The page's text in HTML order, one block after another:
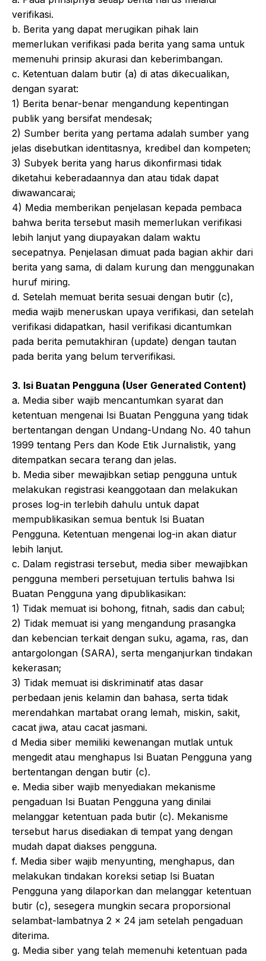
verifikasi.
b. Berita yang dapat merugikan pihak lain
memerlukan verifikasi pada berita yang sama untuk
memenuhi prinsip akurasi dan keberimbangan.
c. Ketentuan dalam butir (a) di atas dikecualikan,
dengan syarat:
1) Berita benar-benar mengandung kepentingan
publik yang bersifat mendesak;
2) Sumber berita yang pertama adalah sumber yang
jelas disebutkan identitasnya, kredibel dan kompeten;
3) Subyek berita yang harus dikonfirmasi tidak
diketahui keberadaannya dan atau tidak dapat
diwawancarai;
4) Media memberikan penjelasan kepada pembaca
bahwa berita tersebut masih memerlukan verifikasi
lebih lanjut yang diupayakan dalam waktu
secepatnya. Penjelasan dimuat pada bagian akhir dari
berita yang sama, di dalam kurung dan menggunakan
huruf miring.
d. Setelah memuat berita sesuai dengan butir (c),
media wajib meneruskan upaya verifikasi, dan setelah
verifikasi didapatkan, hasil verifikasi dicantumkan
pada berita pemutakhiran (update) dengan tautan
pada berita yang belum terverifikasi.
3. Isi Buatan Pengguna (User Generated Content)
a. Media siber wajib mencantumkan syarat dan
ketentuan mengenai Isi Buatan Pengguna yang tidak
bertentangan dengan Undang-Undang No. 40 tahun
1999 tentang Pers dan Kode Etik Jurnalistik, yang
ditempatkan secara terang dan jelas.
b. Media siber mewajibkan setiap pengguna untuk
melakukan registrasi keanggotaan dan melakukan
proses log-in terlebih dahulu untuk dapat
mempublikasikan semua bentuk Isi Buatan
Pengguna. Ketentuan mengenai log-in akan diatur
lebih lanjut.
c. Dalam registrasi tersebut, media siber mewajibkan
pengguna memberi persetujuan tertulis bahwa Isi
Buatan Pengguna yang dipublikasikan:
1) Tidak memuat isi bohong, fitnah, sadis dan cabul;
2) Tidak memuat isi yang mengandung prasangka
dan kebencian terkait dengan suku, agama, ras, dan
antargolongan (SARA), serta menganjurkan tindakan
kekerasan;
3) Tidak memuat isi diskriminatif atas dasar
perbedaan jenis kelamin dan bahasa, serta tidak
merendahkan martabat orang lemah, miskin, sakit,
cacat jiwa, atau cacat jasmani.
d Media siber memiliki kewenangan mutlak untuk
mengedit atau menghapus Isi Buatan Pengguna yang
bertentangan dengan butir (c).
e. Media siber wajib menyediakan mekanisme
pengaduan Isi Buatan Pengguna yang dinilai
melanggar ketentuan pada butir (c). Mekanisme
tersebut harus disediakan di tempat yang dengan
mudah dapat diakses pengguna.
f. Media siber wajib menyunting, menghapus, dan
melakukan tindakan koreksi setiap Isi Buatan
Pengguna yang dilaporkan dan melanggar ketentuan
butir (c), sesegera mungkin secara proporsional
selambat-lambatnya 2 x 24 jam setelah pengaduan
diterima.
g. Media siber yang telah memenuhi ketentuan pada